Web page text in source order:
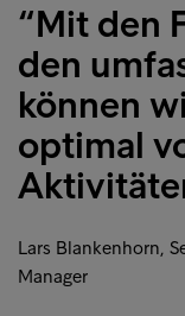
“Mit den
den
können
optimal
Lars Blankenhorn,
Manager